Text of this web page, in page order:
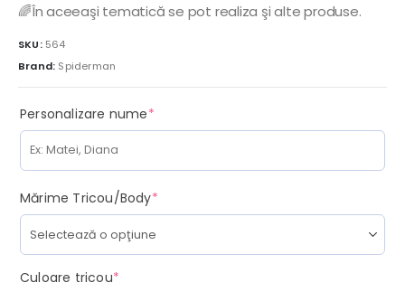
🌈În aceeaşi tematică se pot realiza şi alte produse.
SKU: 564
Brand: Spiderman
Personalizare nume*(required)
Mărime Tricou/Body*(required)
Culoare tricou*(required)